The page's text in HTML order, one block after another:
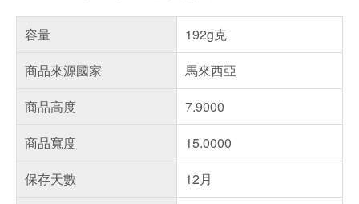
容量
192g克
商品來源國家
馬來西亞
商品高度
7.9000
商品寬度
15.0000
保存天數
12月